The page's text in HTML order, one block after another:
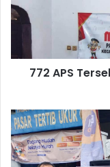
73
Diturunkan
772 APS
Fasilitasi
Pedagang
Pasar
Tradisional